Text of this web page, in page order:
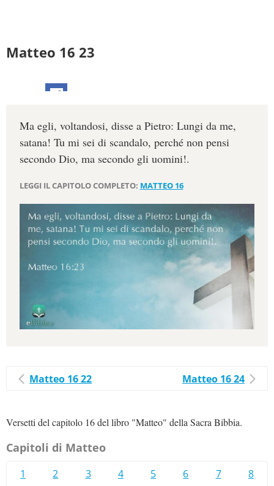
Matteo 16 23
Ma egli, voltandosi, disse a Pietro: Lungi da me,
satana! Tu mi sei di scandalo, perché non pensi
secondo Dio, ma secondo gli uomini!.
LEGGI IL CAPITOLO COMPLETO: MATTEO 16
Matteo 16 22 Matteo 16 24
Versetti del capitolo 16 del libro "Matteo" della Sacra Bibbia.
Capitoli di Matteo
1 2 3 4 5 6 7
8